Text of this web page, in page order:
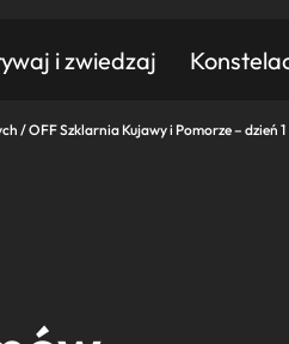
i zwiedzaj
/ OFF Szklarnia Kujawy i Pomorze – dzień 1